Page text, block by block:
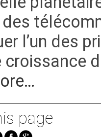
l’un des
croissance
page